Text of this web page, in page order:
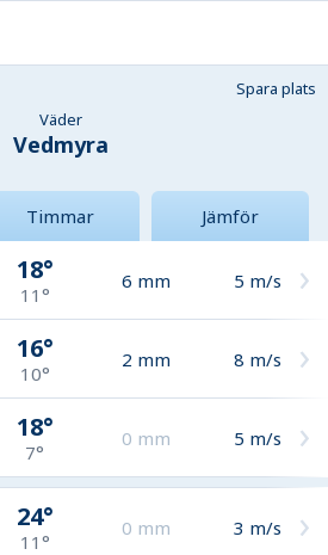
Spara plats
Väder
Vedmyra
Timmar Jämför
18°
11°
6 mm 5 m/s
16°
10°
2 mm 8 m/s
18°
7°
0 mm 5 m/s
24°
11°
0 mm 3 m/s